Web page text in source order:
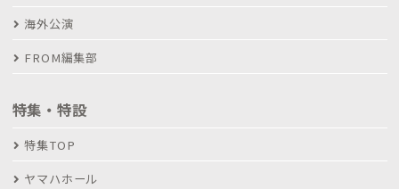
海外公演
FROM編集部
特集・特設
特集TOP
ヤマハホール